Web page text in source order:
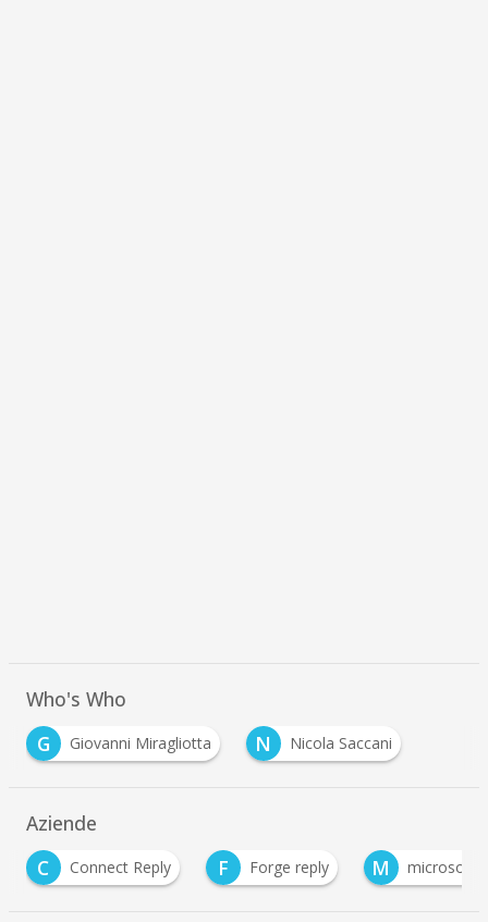
Who's Who
G
Giovanni Miragliotta N Nicola Saccani
Aziende
F Forge reply M microsoft R Reply